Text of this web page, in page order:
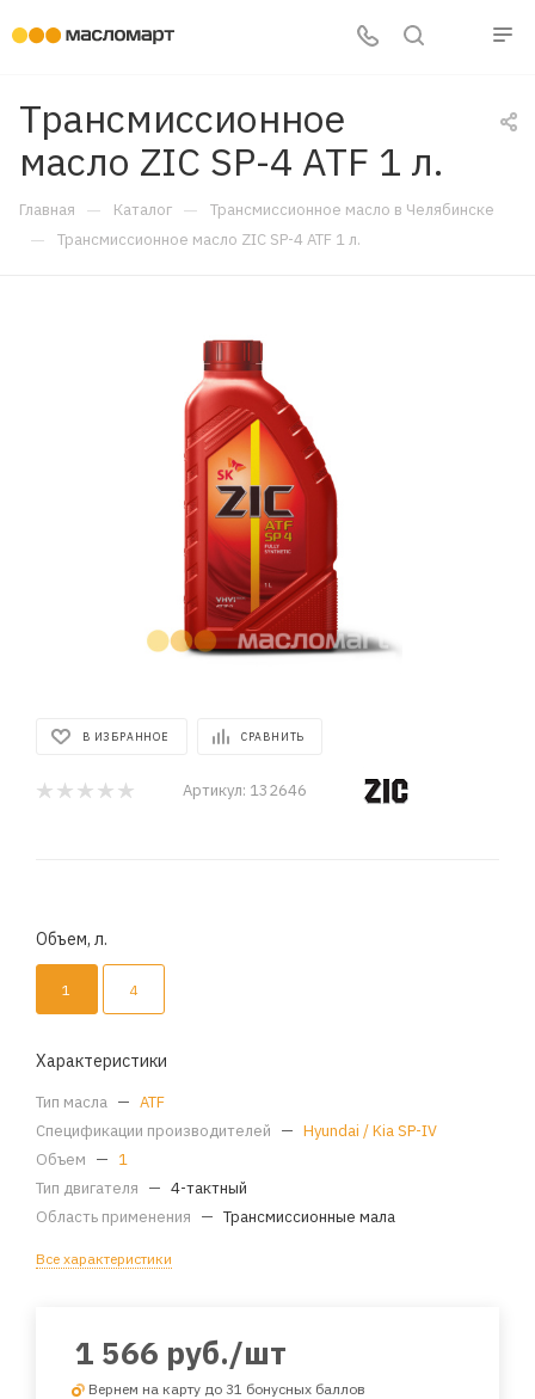
Трансмиссионное
масло ZIC SP-4 ATF 1 л.
Главная — Каталог — Трансмиссионное масло в Челябинске
— Трансмиссионное масло ZIC SP-4 ATF 1 л.
В ИЗБРАННОЕ СРАВНИТЬ
Артикул: 132646
Объем, л.
1 4
Характеристики
Тип масла — ATF
Спецификации производителей — Hyundai / Kia SP-IV
Объем — 1
Тип двигателя — 4-тактный
Область применения — Трансмиссионные мала
Все характеристики
1 566 руб./шт
Вернем на карту до 31 бонусных баллов